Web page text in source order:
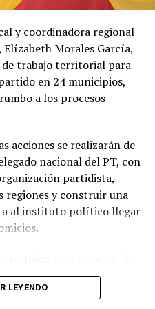
las horas de mayor
y tomar precauciones
especialmente en
de Veracruz.
y coordinadora regional
Morales García,
de trabajo territorial para
en 24 municipios,
a los procesos
acciones se realizarán de
nacional del PT, con
partidista,
regiones y construir una
al instituto político llegar
para revisar el
municipales surgidos de
LEYENDO